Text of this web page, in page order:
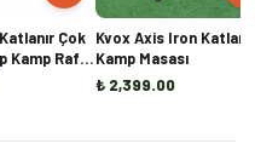
Çok
Kamp Rafı -
Kvox Axis Iron Katlanır
Kamp Masası
₺ 2,399.00